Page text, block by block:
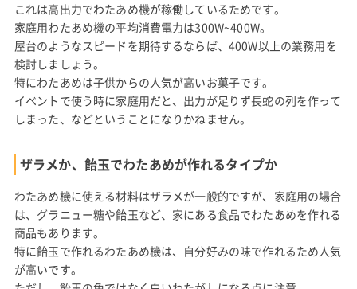
これは高出力でわたあめ機が稼働しているためです。
家庭用わたあめ機の平均消費電力は300W~400W。
屋台のようなスピードを期待するならば、400W以上の業務用を
検討しましょう。
特にわたあめは子供からの人気が高いお菓子です。
イベントで使う時に家庭用だと、出力が足りず長蛇の列を作って
しまった、などということになりかねません。
ザラメか、飴玉でわたあめが作れるタイプか
わたあめ機に使える材料はザラメが一般的ですが、家庭用の場合
は、グラニュー糖や飴玉など、家にある食品でわたあめを作れる
商品もあります。
特に飴玉で作れるわたあめ機は、自分好みの味で作れるため人気
が高いです。